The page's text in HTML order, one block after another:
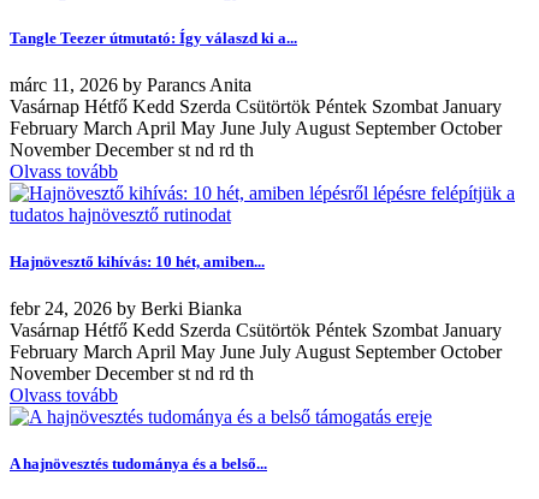
Tangle Teezer útmutató: Így válaszd ki a...
márc 11, 2026 by Parancs Anita
Vasárnap Hétfő Kedd Szerda Csütörtök Péntek Szombat January
February March April May June July August September October
November December st nd rd th
Olvass tovább
Hajnövesztő kihívás: 10 hét, amiben...
febr 24, 2026 by Berki Bianka
Vasárnap Hétfő Kedd Szerda Csütörtök Péntek Szombat January
February March April May June July August September October
November December st nd rd th
Olvass tovább
A hajnövesztés tudománya és a belső...